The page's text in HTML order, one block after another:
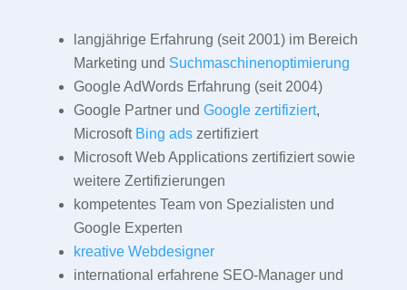
langjährige Erfahrung (seit 2001) im Bereich
Marketing und Suchmaschinenoptimierung
Google AdWords Erfahrung (seit 2004)
Google Partner und Google zertifiziert,
Microsoft Bing adszertifiziert
Microsoft Web Applications zertifiziert sowie
weitere Zertifizierungen
kompetentes Team von Spezialisten und
Google Experten
kreative Webdesigner
international erfahrene SEO-Manager und